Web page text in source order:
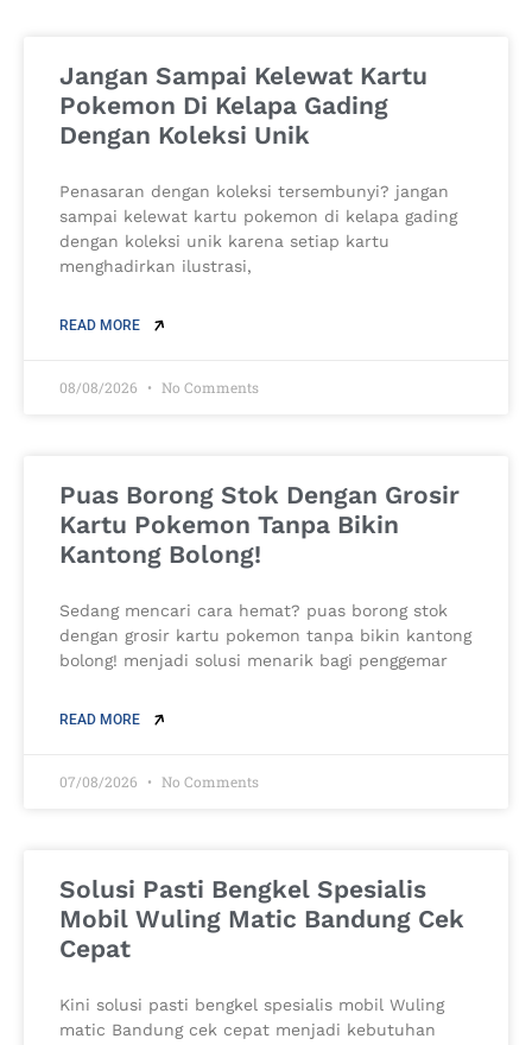
Jangan Sampai Kelewat Kartu
Pokemon Di Kelapa Gading
Dengan Koleksi Unik
Penasaran dengan koleksi tersembunyi? jangan
sampai kelewat kartu pokemon di kelapa gading
dengan koleksi unik karena setiap kartu
menghadirkan ilustrasi,
READ MORE
08/08/2026 No Comments
Puas Borong Stok Dengan Grosir
Kartu Pokemon Tanpa Bikin
Kantong Bolong!
Sedang mencari cara hemat? puas borong stok
dengan grosir kartu pokemon tanpa bikin kantong
bolong! menjadi solusi menarik bagi penggemar
READ MORE
07/08/2026 No Comments
Solusi Pasti Bengkel Spesialis
Mobil Wuling Matic Bandung Cek
Cepat
Kini solusi pasti bengkel spesialis mobil Wuling
matic Bandung cek cepat menjadi kebutuhan